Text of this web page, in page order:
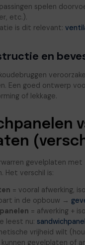
spelen
etc.).
is dit relevant:
en
Een goed ontwerp
of lekkage.
gevelplaten met
Het verschil is:
= vooral afwerking,
in de opbouw →
= afwerking +
leest nu:
vrijheid wilt
gevelplaten of